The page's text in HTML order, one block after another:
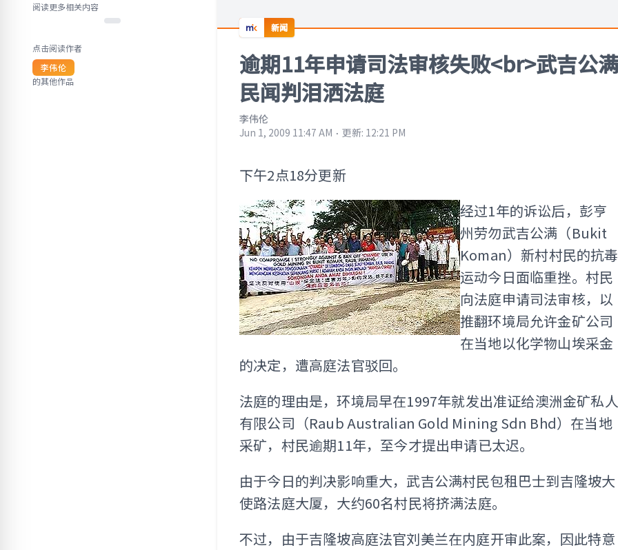
阅读更多相关内容
点击阅读作者
李伟伦
的其他作品
新闻
逾期11年申请司法审核失败<br>武吉公
民闻判泪洒法庭
李伟伦
Jun 1, 2009 11:47 AM ⋅ 更新: 12:21 PM
下午2点18分更新
经过1年的诉讼后，彭亨
州劳勿武吉公满（Bukit
Koman）新村村民的抗毒
运动今日面临重挫。村民
向法庭申请司法审核，以
推翻环境局允许金矿公司
在当地以化学物山埃采金
的决定，遭高庭法官驳回。
法庭的理由是，环境局早在1997年就发出准证给澳洲金矿私人
有限公司（Raub Australian Gold Mining Sdn Bhd）在当地
采矿，村民逾期11年，至今才提出申请已太迟。
由于今日的判决影响重大，武吉公满村民包租巴士到吉隆坡大
使路法庭大厦，大约60名村民将挤满法庭。
不过，由于吉隆坡高庭法官刘美兰在内庭开审此案，因此特意